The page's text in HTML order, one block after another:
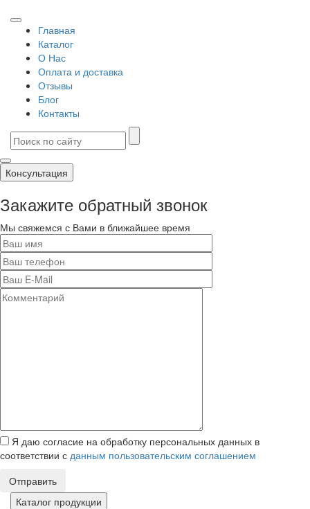
Главная
Каталог
О Нас
Оплата и доставка
Отзывы
Блог
Контакты
Консультация
Закажите обратный звонок
Мы свяжемся с Вами в ближайшее время
Я даю согласие на обработку персональных данных в
соответствии с данным пользовательским соглашением
Отправить
Каталог продукции